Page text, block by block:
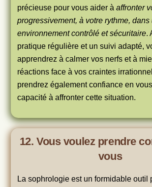
précieuse pour vous aider à affronter
progressivement, à votre rythme, dans
environnement contrôlé et sécuritaire.
pratique régulière et un suivi adapté,
apprendrez à calmer vos nerfs et à
réactions face à vos craintes
prendrez également confiance en
capacité à affronter cette situation.
12. Vous voulez prendre
vous
La sophrologie est un formidable outil